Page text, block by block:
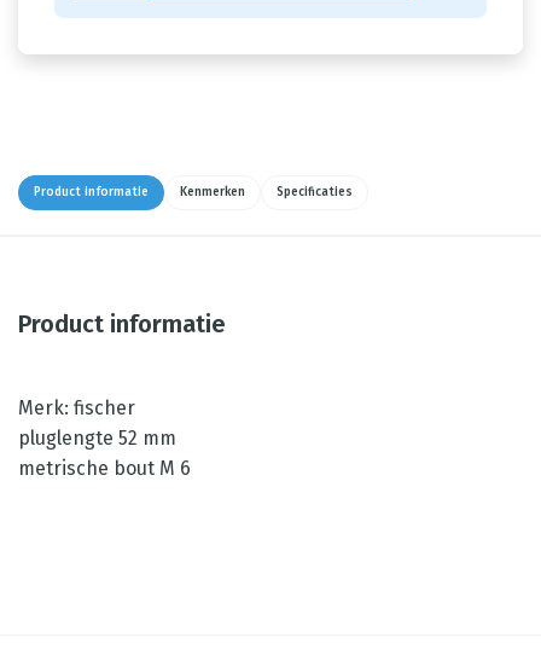
Product informatie Kenmerken Specificaties
Product informatie
Merk: fischer
pluglengte 52 mm
metrische bout M 6